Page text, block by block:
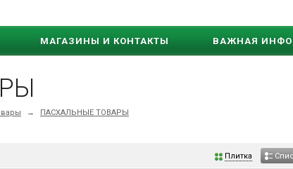
МАГАЗИНЫ И КОНТАКТЫ ВАЖНАЯ
→ ПАСХАЛЬНЫЕ ТОВАРЫ
Плитка